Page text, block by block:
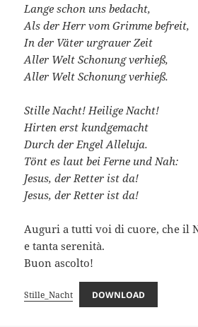
Lange schon uns bedacht,
Als der Herr vom Grimme befreit,
In der Väter urgrauer Zeit
Aller Welt Schonung verhieß,
Aller Welt Schonung verhieß.
Stille Nacht! Heilige Nacht!
Hirten erst kundgemacht
Durch der Engel Alleluja.
Tönt es laut bei Ferne und Nah:
Jesus, der Retter ist da!
Jesus, der Retter ist da!
Auguri a tutti voi di cuore, che il
e tanta serenità.
Buon ascolto!
Stille_Nacht DOWNLOAD